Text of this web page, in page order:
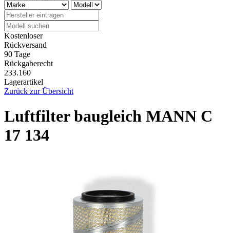
Kostenloser
Rückversand
90 Tage
Rückgaberecht
233.160
Lagerartikel
Zurück zur Übersicht
Luftfilter baugleich MANN C
17 134